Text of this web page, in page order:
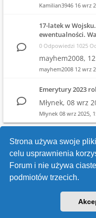
Strona używa swoje
celu usprawnienia
Forum i nie używa
podmiotów trzecich.
Kamilian3946 16 wrz
17-latek w
ewentualności.
0 Odpowiedzi 1025
mayhem2008,
mayhem2008 12 wrz
Emerytury 2023
Młynek, 08 wrz
Młynek 08 wrz 2025,
1 2 3 4 … 10
Wróć do wykazu forów